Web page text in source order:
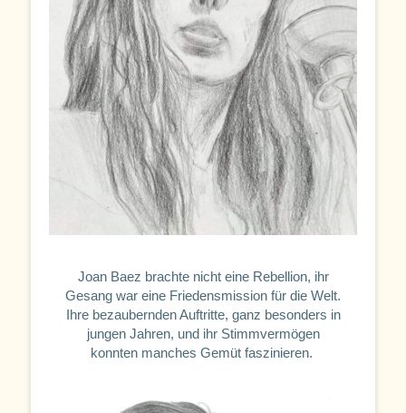
Joan Baez brachte nicht eine Rebellion, ihr
Gesang war eine Friedensmission für die Welt.
Ihre bezaubernden Auftritte, ganz besonders in
jungen Jahren, und ihr Stimmvermögen
konnten manches Gemüt faszinieren.